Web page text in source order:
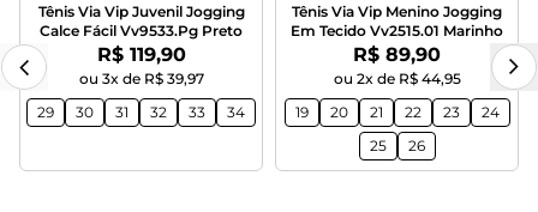
Tênis Via Vip Juvenil Jogging
Calce Fácil Vv9533.Pg Preto
Por:
R$ 119,90
ou 3x de R$ 39,97
29
30 31 32 33 34
Tênis Via Vip Menino Jogging
Em Tecido Vv2515.01 Marinho
Por:
R$ 89,90
ou 2x de R$ 44,95
19
20 21 22 23
24
25
26